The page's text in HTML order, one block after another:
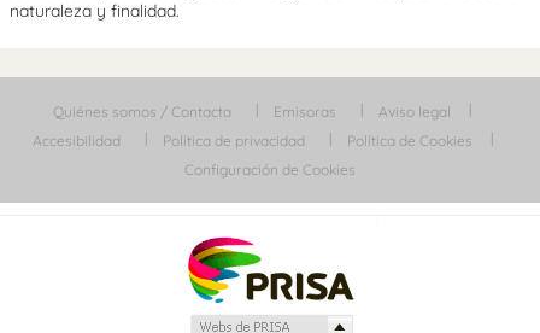
naturaleza y finalidad.
Quiénes somos / Contacta Emisoras
Aviso legal
Accesibilidad
Política de privacidad
Política de Cookies
Configuración de Cookies